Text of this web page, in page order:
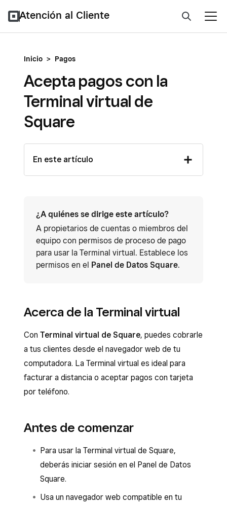
Atención al Cliente
Inicio > Pagos
Acepta pagos con la
Terminal virtual de
Square
En este artículo
¿A quiénes se dirige este artículo?
A propietarios de cuentas o miembros del
equipo con permisos de proceso de pago
para usar la Terminal virtual. Establece los
permisos en el Panel de Datos Square.
Acerca de la Terminal virtual
Con Terminal virtual de Square, puedes cobrarle
a tus clientes desde el navegador web de tu
computadora. La Terminal virtual es ideal para
facturar a distancia o aceptar pagos con tarjeta
por teléfono.
Antes de comenzar
Para usar la Terminal virtual de Square,
deberás iniciar sesión en el Panel de Datos
Square.
Usa un navegador web compatible en tu